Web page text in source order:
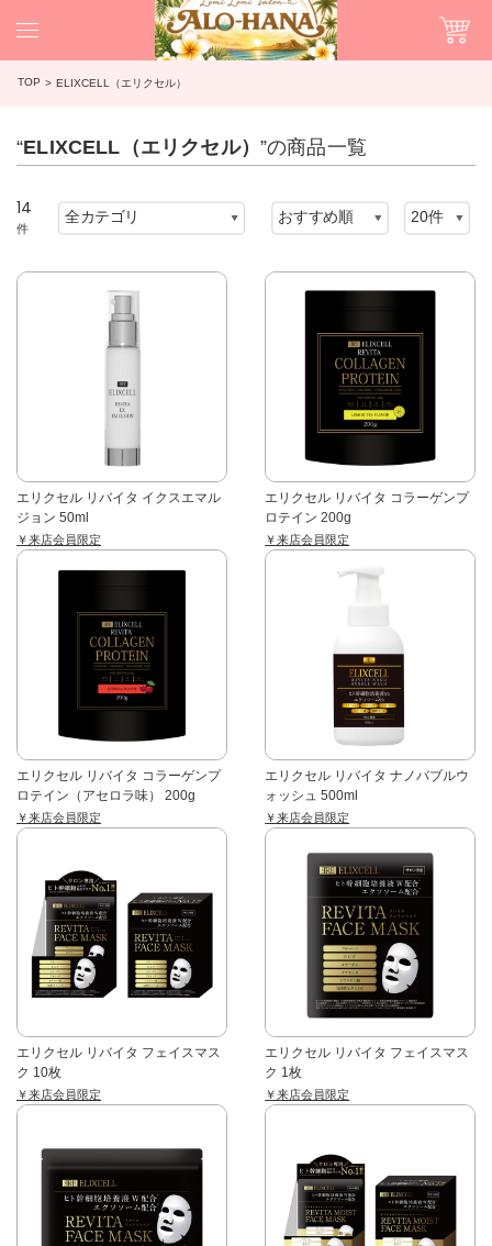
TOP ELIXCELL（エリクセル）
“ELIXCELL（エリクセル） ”の商品一覧
14
件
エリクセル リバイタ イクスエマル
ジョン 50ml
￥来店会員限定
エリクセル リバイタ コラーゲンプ
ロテイン 200g
￥来店会員限定
エリクセル リバイタ コラーゲンプ
ロテイン（アセロラ味） 200g
￥来店会員限定
エリクセル リバイタ ナノバブルウ
ォッシュ 500ml
￥来店会員限定
エリクセル リバイタ フェイスマス
ク 10枚
￥来店会員限定
エリクセル リバイタ フェイスマス
ク 1枚
￥来店会員限定